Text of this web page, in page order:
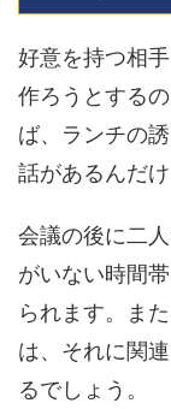
好意を持つ相
作ろうとする
ば、ランチの
話があるんだ
会議の後に二
がいない時間
られます。ま
は、それに関
るでしょう。